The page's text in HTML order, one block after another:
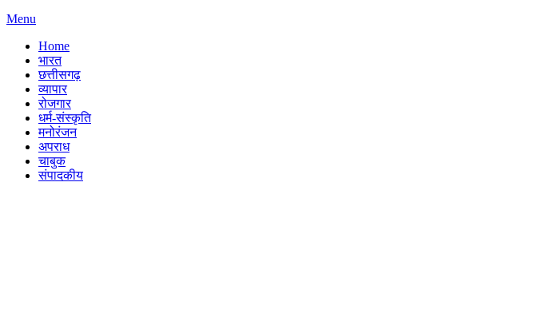
Menu
Home
भारत
छत्तीसगढ़
व्यापार
रोजगार
धर्म-संस्कृति
मनोरंजन
अपराध
चाबुक
संपादकीय